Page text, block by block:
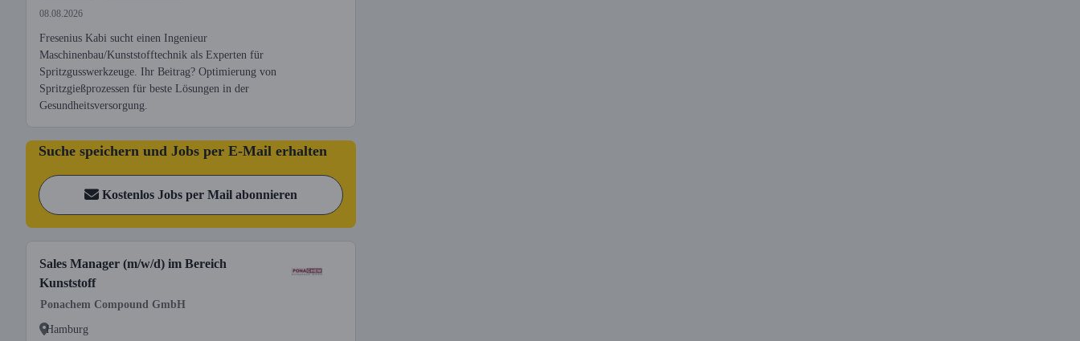
08.08.2026
Fresenius Kabi sucht einen Ingenieur
Maschinenbau/Kunststofftechnik als Experten für
Spritzgusswerkzeuge. Ihr Beitrag? Optimierung von
Spritzgießprozessen für beste Lösungen in der
Gesundheitsversorgung.
Suche speichern und Jobs per E-Mail erhalten
Kostenlos Jobs per Mail abonnieren
Sales Manager (m/w/d) im Bereich
Kunststoff
Ponachem Compound GmbH
Hamburg